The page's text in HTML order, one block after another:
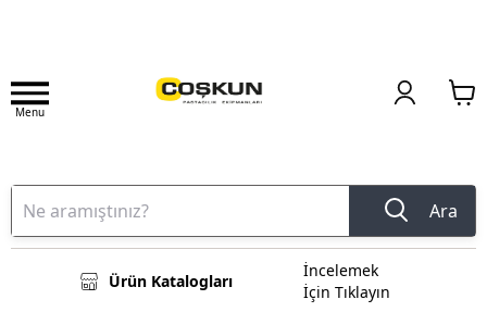
Menu
Ara
Ürün Katalogları
İncelemek
İçin Tıklayın